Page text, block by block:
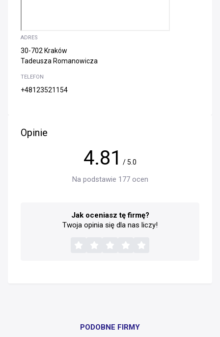
ADRES
30-702 Kraków
Tadeusza Romanowicza
TELEFON
+48123521154
Opinie
4.81 / 5.0
Na podstawie 177 ocen
Jak oceniasz tę firmę?
Twoja opinia się dla nas liczy!
PODOBNE FIRMY